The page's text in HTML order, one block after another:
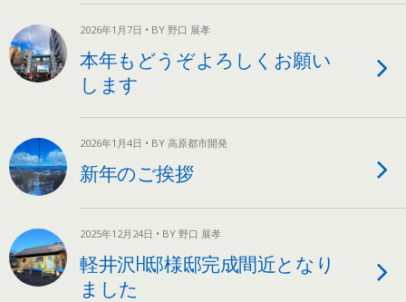
2026年1月7日 • BY 野口 展孝
本年もどうぞよろしくお願い
します
2026年1月4日 • BY 高原都市開発
新年のご挨拶
2025年12月24日 • BY 野口 展孝
軽井沢H邸様邸完成間近となり
ました